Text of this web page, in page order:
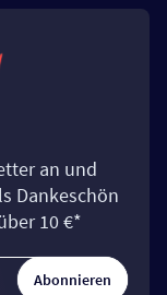
an und
Dankeschön
10 €*
Abonnieren